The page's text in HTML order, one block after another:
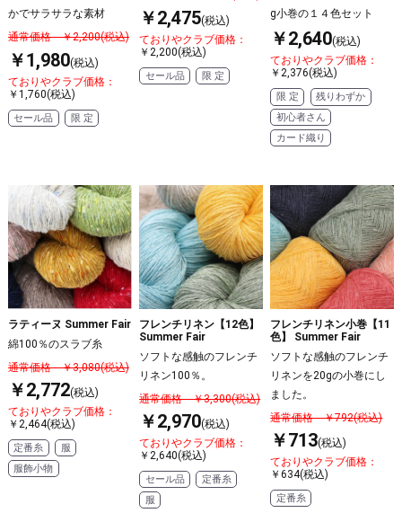
かでサラサラな素材
通常価格 ￥2,200(税込)
￥1,980(税込)
ておりやクラブ価格：
￥1,760(税込)
セール品 限 定
￥2,475(税込)
ておりやクラブ価格：
￥2,200(税込)
セール品 限 定
g小巻の１４色セット
￥2,640(税込)
ておりやクラブ価格：
￥2,376(税込)
限 定
残りわずか
初心者さん
カード織り
ラティーヌ Summer Fair
綿100％のスラブ糸
通常価格 ￥3,080(税込)
￥2,772(税込)
ておりやクラブ価格：
￥2,464(税込)
定番糸
服
服飾小物
フレンチリネン【12色】
Summer Fair
ソフトな感触のフレンチ
リネン100％。
通常価格 ￥3,300(税込)
￥2,970(税込)
ておりやクラブ価格：
￥2,640(税込)
セール品
定番糸
服
フレンチリネン小巻【11
色】 Summer Fair
ソフトな感触のフレンチ
リネンを20gの小巻にし
ました。
通常価格 ￥792(税込)
￥713(税込)
ておりやクラブ価格：
￥634(税込)
定番糸